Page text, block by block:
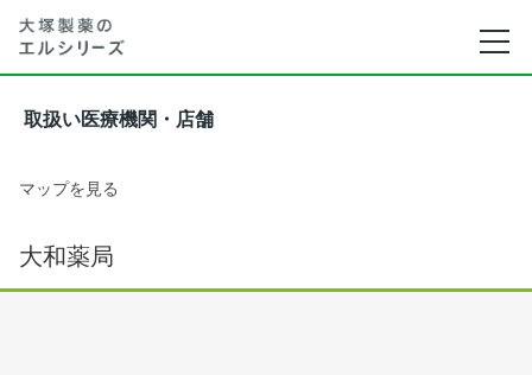
取扱い医療機関・店舗
マップを見る
大和薬局